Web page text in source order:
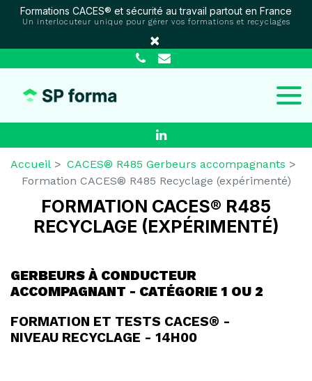
Formations CACES® et sécurité au travail partout en France
Un interlocuteur unique pour gérer vos formations et recyclages
×
Accueil
CACES® R485 Gerbeurs accompagnants
Formation CACES® R485 Recyclage (expérimenté)
FORMATION CACES® R485
RECYCLAGE (EXPÉRIMENTÉ)
GERBEURS À CONDUCTEUR
ACCOMPAGNANT - CATÉGORIE 1 OU 2
FORMATION ET TESTS CACES® -
NIVEAU RECYCLAGE - 14H00
Panneau de gestion des cookies